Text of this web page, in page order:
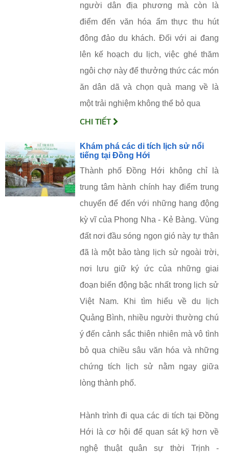
người dân địa phương mà còn là
điểm đến văn hóa ẩm thực thu hút
đông đảo du khách. Đối với ai đang
lên kế hoạch du lịch, việc ghé thăm
ngôi chợ này để thưởng thức các món
ăn dân dã và chọn quà mang về là
một trải nghiệm không thể bỏ qua
CHI TIẾT
Khám phá các di tích lịch sử nổi
tiếng tại Đồng Hới
Thành phố Đồng Hới không chỉ là
trung tâm hành chính hay điểm trung
chuyển để đến với những hang động
kỳ vĩ của Phong Nha - Kẻ Bàng. Vùng
đất nơi đầu sóng ngọn gió này tự thân
đã là một bảo tàng lịch sử ngoài trời,
nơi lưu giữ ký ức của những giai
đoạn biến động bậc nhất trong lịch sử
Việt Nam. Khi tìm hiểu về du lịch
Quảng Bình, nhiều người thường chú
ý đến cảnh sắc thiên nhiên mà vô tình
bỏ qua chiều sâu văn hóa và những
chứng tích lịch sử nằm ngay giữa
lòng thành phố.
Hành trình đi qua các di tích tại Đồng
Hới là cơ hội để quan sát kỹ hơn về
nghệ thuật quân sự thời Trịnh -